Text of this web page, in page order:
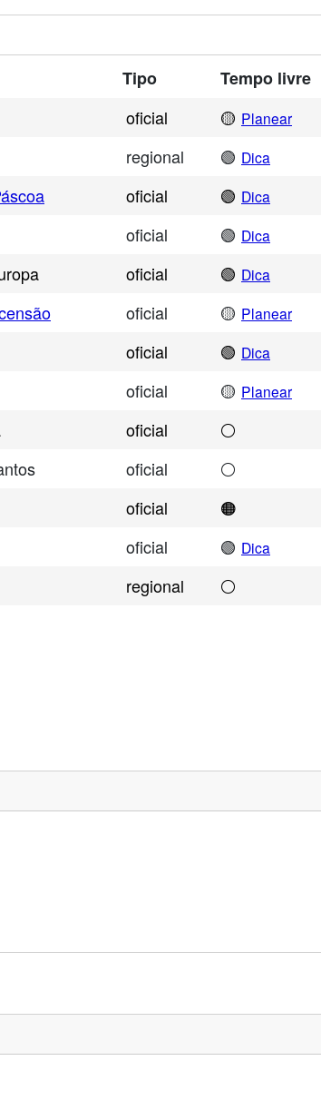
Tipo
Tempo livre
oficial 🟡 Planear
regional 🟢 Dica
oficial 🟢 Dica
oficial 🟢 Dica
oficial 🟢 Dica
oficial 🟡 Planear
oficial 🟢 Dica
oficial 🟡 Planear
oficial
⚪
oficial
⚪
oficial
🟠
oficial 🟢 Dica
regional ⚪